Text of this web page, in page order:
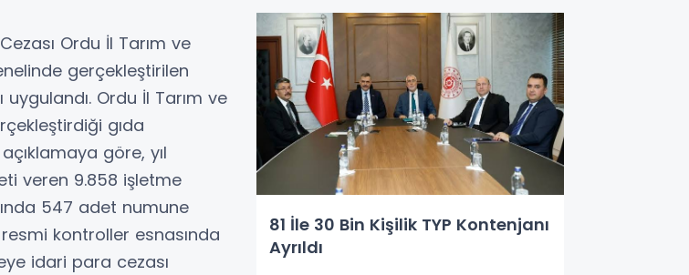
Ordu İl Tarım ve
gerçekleştirilen
Ordu İl Tarım ve
gıda
göre, yıl
veren 9.858 işletme
547 adet numune
kontroller esnasında
idari para cezası
81 İle 30 Bin Kişilik TYP Kontenjanı
Ayrıldı